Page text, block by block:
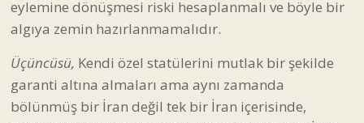
çerçevesinde birlikte hareket edebileceklerine dikkat
çekmelidirler. Çünkü bu reel durum mutlaka
gündeme gelecektir.
Dördüncüsü,Bugünkü politik konjektörden İran'dan
ayrılmayı değil Kürtlerin ya da Belicüler gibi diğer